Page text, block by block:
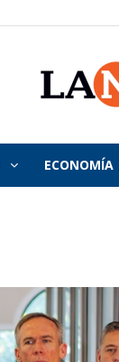
ECONOMÍA